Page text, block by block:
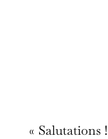
« Salutations